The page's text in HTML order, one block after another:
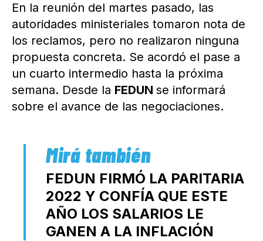
En la reunión del martes pasado, las
autoridades ministeriales tomaron nota de
los reclamos, pero no realizaron ninguna
propuesta concreta. Se acordó el pase a
un cuarto intermedio hasta la próxima
semana. Desde la FEDUN se informará
sobre el avance de las negociaciones.
FEDUN FIRMÓ LA PARITARIA
2022 Y CONFÍA QUE ESTE
AÑO LOS SALARIOS LE
GANEN A LA INFLACIÓN